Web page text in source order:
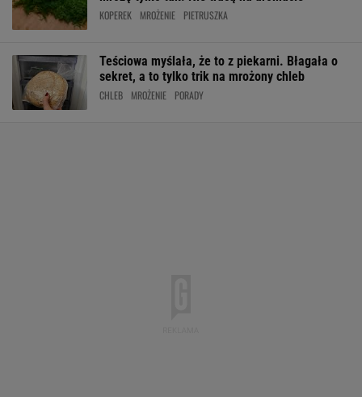
KOPEREK MROŻENIE PIETRUSZKA
Teściowa myślała, że to z piekarni. Błagała o
sekret, a to tylko trik na mrożony chleb
CHLEB MROŻENIE PORADY